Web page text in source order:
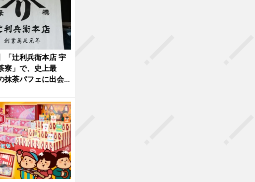
「辻利兵衛本店 宇
寮」で、史上最
抹茶パフェに出会